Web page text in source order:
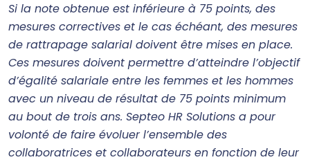
Si la note obtenue est inférieure à 75 points, des
mesures correctives et le cas échéant, des mesures
de rattrapage salarial doivent être mises en place.
Ces mesures doivent permettre d’atteindre l’objectif
d’égalité salariale entre les femmes et les hommes
avec un niveau de résultat de 75 points minimum
au bout de trois ans. Septeo HR Solutions a pour
volonté de faire évoluer l’ensemble des
collaboratrices et collaborateurs en fonction de leur